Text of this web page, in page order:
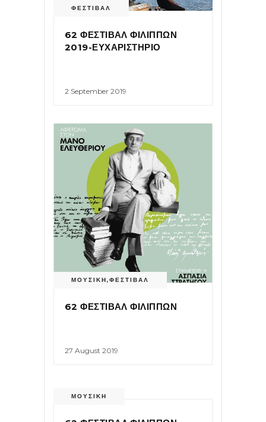
ΦΕΣΤΙΒΑΛ
62 ΦΕΣΤΙΒΑΛ ΦΙΛΙΠΠΩΝ
2019-ΕΥΧΑΡΙΣΤΗΡΙΟ
2 September 2019
ΜΟΥΣΙΚΗ,ΦΕΣΤΙΒΑΛ
62 ΦΕΣΤΙΒΑΛ ΦΙΛΙΠΠΩΝ
27 August 2019
ΜΟΥΣΙΚΗ